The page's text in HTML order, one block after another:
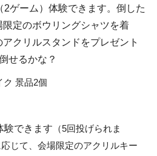
ゲーム）体験できます。倒した
定のボウリングシャツを着
クリルスタンドをプレゼント
せるかな？
ク 景品2個
験できます （5回投げられま
じて、会場限定のアクリルキー